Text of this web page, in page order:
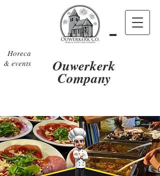
Ouwerkerk
Company
Horeca
& events